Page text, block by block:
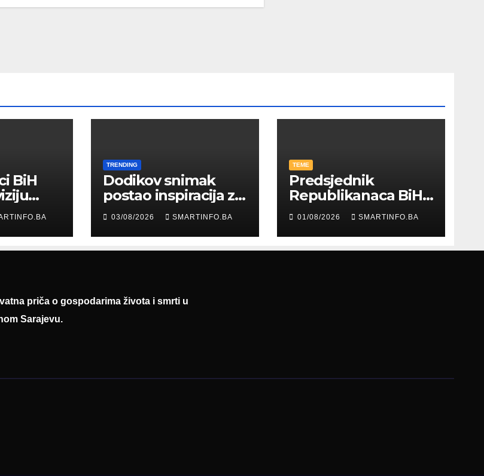
BiH
i
TRENDING
Dodikov snimak
postao inspiracija za
šale: Građani kroz
parodiju poslali
poruku
03/08/2026 SMARTINFO.BA
TEME
Predsjednik
Republikanaca BiH
Edin Garaplija
prisustvovao
prezentaciji
Federalnog sajma
01/08/2026 SMARTINFO.BA
priča o gospodarima života i smrti u
Sarajevu.